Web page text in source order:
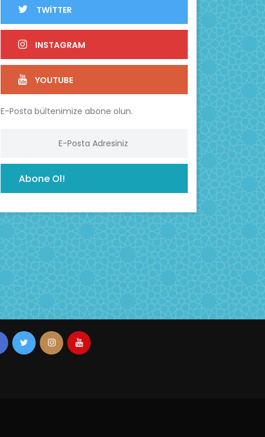
TWİTTER
INSTAGRAM
YOUTUBE
E-Posta bültenimize abone olun.
Abone Ol!